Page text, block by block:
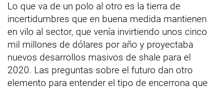
Lo que va de un polo al otro es la tierra de
incertidumbres que en buena medida mantienen
en vilo al sector, que venía invirtiendo unos cinco
mil millones de dólares por año y proyectaba
nuevos desarrollos masivos de shale para el
2020. Las preguntas sobre el futuro dan otro
elemento para entender el tipo de encerrona que